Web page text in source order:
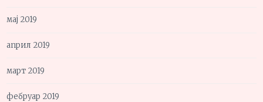
мај 2019
април 2019
март 2019
фебруар 2019